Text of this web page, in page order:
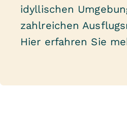
idyllischen
zahlreichen
Hier erfahren Sie